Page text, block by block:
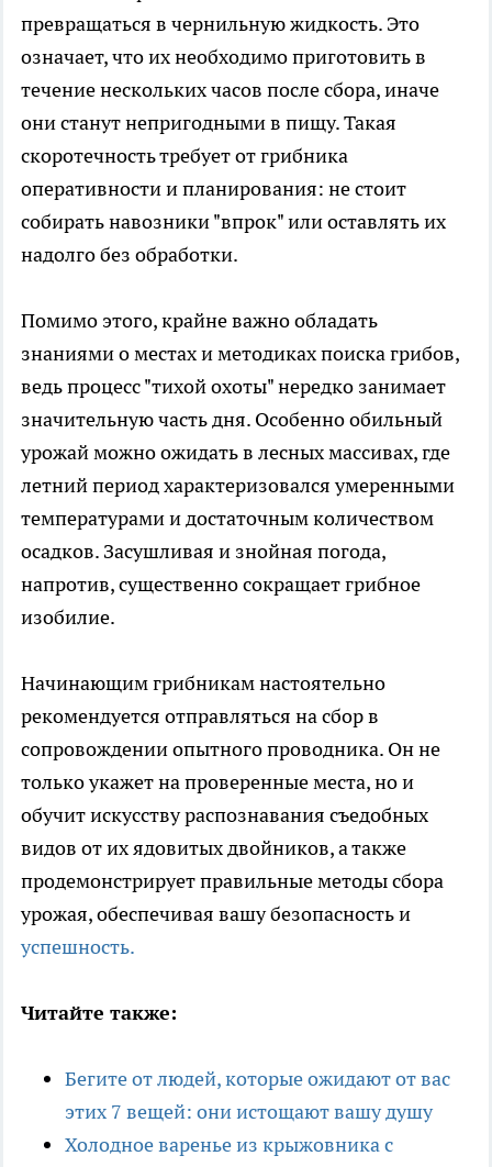
превращаться в чернильную жидкость. Это
означает, что их необходимо приготовить в
течение нескольких часов после сбора, иначе
они станут непригодными в пищу. Такая
скоротечность требует от грибника
оперативности и планирования: не стоит
собирать навозники "впрок" или оставлять их
надолго без обработки.
Помимо этого, крайне важно обладать
знаниями о местах и методиках поиска грибов,
ведь процесс "тихой охоты" нередко занимает
значительную часть дня. Особенно обильный
урожай можно ожидать в лесных массивах, где
летний период характеризовался умеренными
температурами и достаточным количеством
осадков. Засушливая и знойная погода,
напротив, существенно сокращает грибное
изобилие.
Начинающим грибникам настоятельно
рекомендуется отправляться на сбор в
сопровождении опытного проводника. Он не
только укажет на проверенные места, но и
обучит искусству распознавания съедобных
видов от их ядовитых двойников, а также
продемонстрирует правильные методы сбора
урожая, обеспечивая вашу безопасность и
успешность.
Читайте также:
Бегите от людей, которые ожидают от вас
этих 7 вещей: они истощают вашу душу
Холодное варенье из крыжовника с